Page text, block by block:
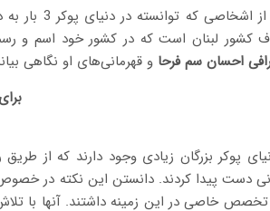
کشور لبنان است که در کشور خود اسم و
احسان سم فرحا و قهرمانی‌های او نگاهی
پوکر بزرگان زیادی وجود دارند که از
دست پیدا کردند. دانستن این نکته در
خاصی در این زمینه داشتند. آنها با